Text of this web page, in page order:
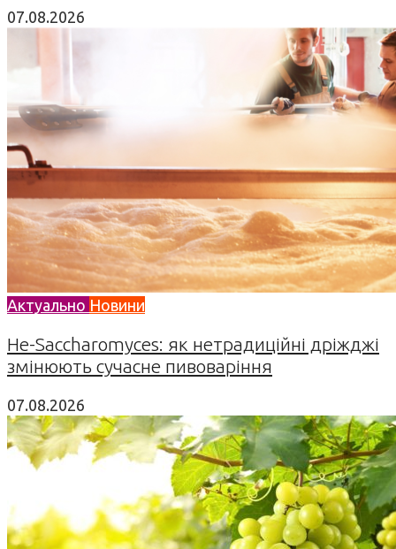
07.08.2026
Актуально Новини
Не-Saccharomyces: як нетрадиційні дріжджі
змінюють сучасне пивоваріння
07.08.2026